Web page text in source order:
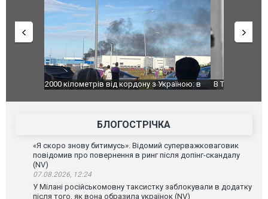
В Таїланді футболіст загинув від удару
блискавки під час матчу: ще 12 людей
постраждали. ВІДЕО
БЛОГОСТРІЧКА
«Я скоро знову битимусь». Відомий суперважковаговик
повідомив про повернення в ринг після допінг-скандалу
(NV)
07.08.2026, 12:24
У Мілані російськомовну таксистку заблокували в додатку
після того, як вона образила українок (NV)